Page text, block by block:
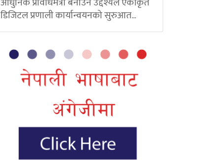
डिजिटल प्रणाली कार्यान्वयनको सुरुआत...